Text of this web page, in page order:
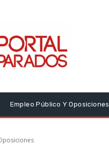
Empleo Público Y Oposiciones